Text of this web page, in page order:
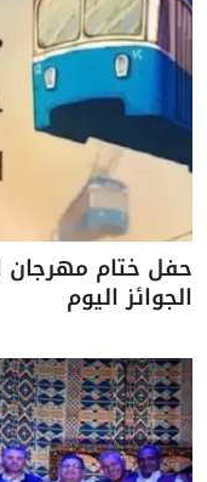
حفل ختام مهرجان
الجوائز اليوم